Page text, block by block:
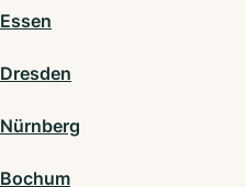
Essen
Dresden
Nürnberg
Bochum